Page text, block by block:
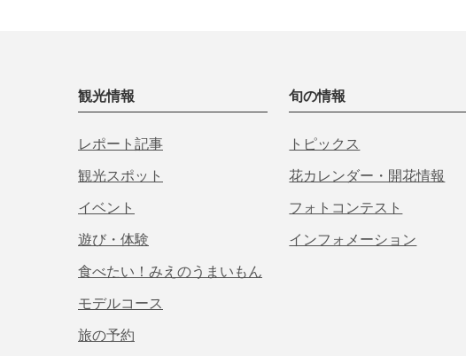
観光情報
レポート記事
観光スポット
イベント
遊び・体験
食べたい！みえのうまいもん
モデルコース
旅の予約
旬の情報
トピックス
花カレンダー・開花情報
フォトコンテスト
インフォメーション